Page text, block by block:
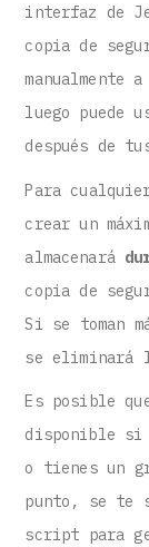
interfaz de
copia de
luego puede
después de
Para
crear un
almacenará
copia de
Si se toman
se eliminará
Es posible
disponible si
o tienes un
punto, se te
script para